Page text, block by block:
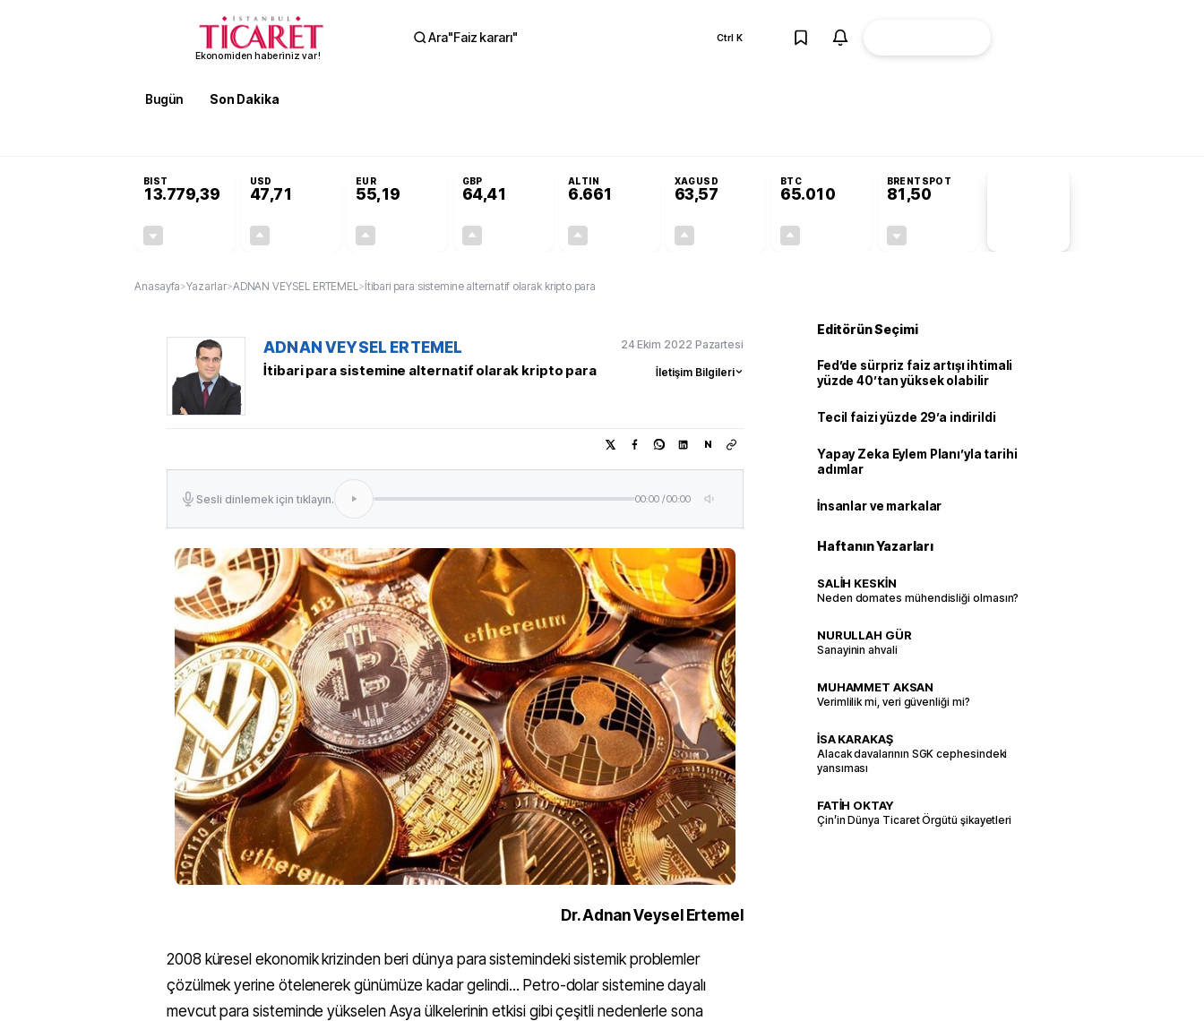
Ekonomiden haberiniz var!
Ara"Faiz kararı" Ctrl K
Bugün Son Dakika
BIST
13.779,39
USD
47,71
EUR
55,19
GBP
64,41
ALTIN
6.661
XAGUSD
63,57
BTC
65.010
BRENTSPOT
81,50
Anasayfa>Yazarlar>ADNAN VEYSEL ERTEMEL>İtibari para sistemine alternatif olarak kripto para
ADNAN VEYSEL ERTEMEL
İtibari para sistemine alternatif olarak kripto para
24 Ekim 2022 Pazartesi
İletişim Bilgileri
N
Sesli dinlemek için tıklayın. 00:00/00:00
Dr. Adnan Veysel Ertemel
2008 küresel ekonomik krizinden beri dünya para sistemindeki sistemik problemler
çözülmek yerine ötelenerek günümüze kadar gelindi... Petro-dolar sistemine dayalı
mevcut para sisteminde yükselen Asya ülkelerinin etkisi gibi çeşitli nedenlerle sona
Editörün Seçimi
Fed’de sürpriz faiz artışı ihtimali
yüzde 40’tan yüksek olabilir
Tecil faizi yüzde 29’a indirildi
Yapay Zeka Eylem Planı’yla tarihi
adımlar
İnsanlar ve markalar
Haftanın Yazarları
SALİH KESKİN
Neden domates mühendisliği olmasın?
NURULLAH GÜR
Sanayinin ahvali
MUHAMMET AKSAN
Verimlilik mi, veri güvenliği mi?
İSA KARAKAŞ
Alacak davalarının SGK cephesindeki
yansıması
FATİH OKTAY
Çin’in Dünya Ticaret Örgütü şikayetleri